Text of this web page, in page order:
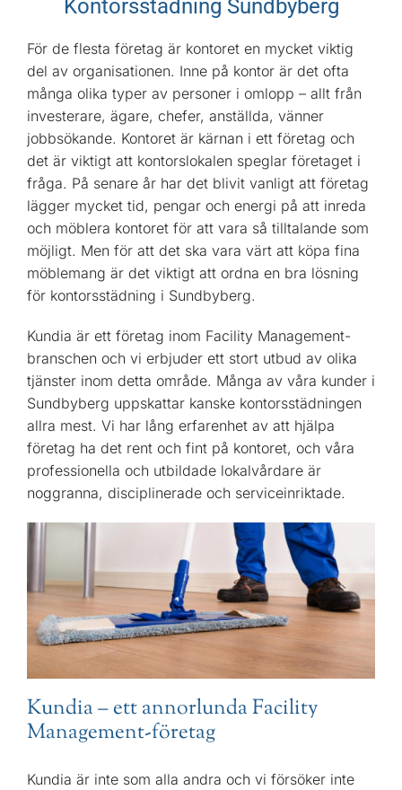
Kontorsstädning Sundbyberg
För de flesta företag är kontoret en mycket viktig
del av organisationen. Inne på kontor är det ofta
många olika typer av personer i omlopp – allt från
investerare, ägare, chefer, anställda, vänner
jobbsökande. Kontoret är kärnan i ett företag och
det är viktigt att kontorslokalen speglar företaget i
fråga. På senare år har det blivit vanligt att företag
lägger mycket tid, pengar och energi på att inreda
och möblera kontoret för att vara så tilltalande som
möjligt. Men för att det ska vara värt att köpa fina
möblemang är det viktigt att ordna en bra lösning
för kontorsstädning i Sundbyberg.
Kundia är ett företag inom Facility Management-
branschen och vi erbjuder ett stort utbud av olika
tjänster inom detta område. Många av våra kunder i
Sundbyberg uppskattar kanske kontorsstädningen
allra mest. Vi har lång erfarenhet av att hjälpa
företag ha det rent och fint på kontoret, och våra
professionella och utbildade lokalvårdare är
noggranna, disciplinerade och serviceinriktade.
Kundia – ett annorlunda Facility
Management-företag
Kundia är inte som alla andra och vi försöker inte